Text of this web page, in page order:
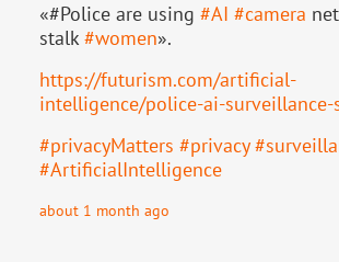
«#Police are using #AI #camera
stalk#women».
https://futurism.com/artificial-
intelligence/police-ai-
#privacyMatters #privacy #
#ArtificialIntelligence
about 1 month ago